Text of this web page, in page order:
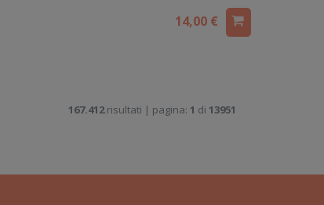
14,00 €
167.412risultati | pagina: 1 di 13951